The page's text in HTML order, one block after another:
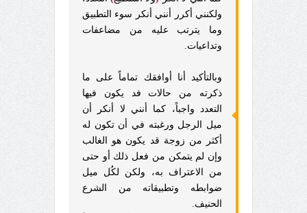
ولكنني أكرر أنني أنكر سوء التطبيق
وما يترتب عليه من مضاعفات
وتداعيات.
وبالتأكيد أنا أوافقك تماماً على ما
ذكرته من حالات فد يكون فيها
التعدد واجباً، كما أنني لا أنكر أن
ميل الرجل ورغبته في أن تكون له
أكثر من زوجة قد يكون هو الغالب
وإن لم يتمكن من فعل ذلك أو حتى
من الاعتراف به، ولكن لكُل ميل
ضوابطه وتطبيقاته من الشرع
الحنيف.